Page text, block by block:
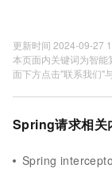
更新时间 2024-09-27
本页面内关键词为智
面下方点击"联系我们"
Spring请求相关
Spring